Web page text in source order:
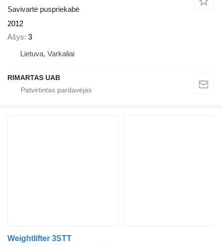
Savivartė puspriekabė
2012
Ašys 3
Lietuva, Varkaliai
RIMARTAS UAB
Weightlifter 3STT